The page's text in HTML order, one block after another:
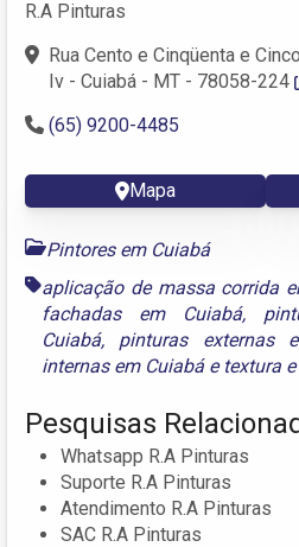
R.A Pinturas
Rua Cento e Cinqüenta e
Iv - Cuiabá - MT - 78058-224
(65) 9200-4485
Mapa
Pintores em Cuiabá
aplicação de massa corrida
fachadas em Cuiabá,
Cuiabá, pinturas externas
internas em Cuiabáe textura
Pesquisas
Whatsapp R.A Pinturas
Suporte R.A Pinturas
Atendimento R.A Pinturas
SAC R.A Pinturas